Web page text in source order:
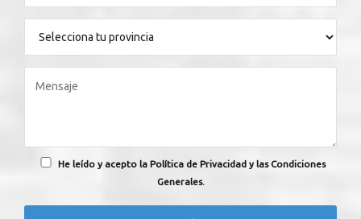
He leído y acepto la Política de Privacidad y las Condiciones
Generales.